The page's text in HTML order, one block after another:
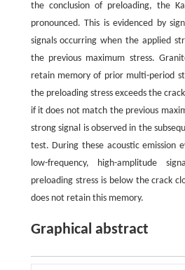
the conclusion of preloading, the
pronounced. This is evidenced by
signals occurring when the applied
the previous maximum stress.
retain memory of prior multi-period
the preloading stress exceeds the
if it does not match the previous
strong signal is observed in the
test. During these acoustic emission
low-frequency, high-amplitude
preloading stress is below the crack
does not retain this memory.
Graphical abstract